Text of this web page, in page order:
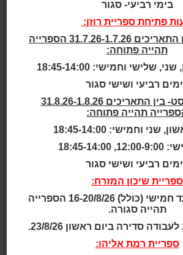
Saint-Eustache Library,
Bibliotheque
סנט אוסטש, פרבר של מונטריאל,
שבקנדה, מונה
ספרייה מרכזית
ACDF
בימי רביעי- סגור
פתיחת ספריית רוזן:
בחודש יולי- בין התאריכים 31.7.26-1.7.26 הספרייה
תהייה פתוחה:
שלישי וחמישי: 18:45-14:00
רביעי ושישי סגור
חודש אוגוסט- בין התאריכים 31.8.26-1.8.26
תהייה פתוחה:
שני וחמישי: 18:45-14:00
14:00
רביעי ושישי סגור
ספריית שיכון המזרח:
בימים ראשון עד חמישי (כולל) 16-20/8/26 הספרייה
תהייה סגורה.
סדירה ביום ראשון 23/8/26.
ספריית רמת אליהו: